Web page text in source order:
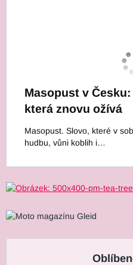
Masopust v
která znovu ožívá
Masopust. Slovo, které v
hudbu, vůni koblih i…